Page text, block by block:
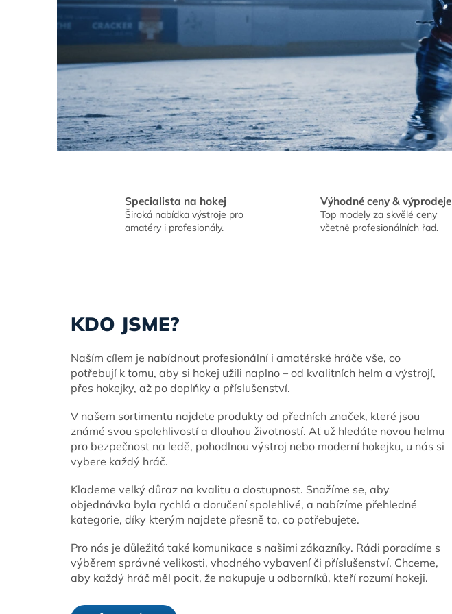
Specialista na hokej
Široká nabídka výstroje pro
amatéry i profesionály.
Výhodné ceny & výprodeje
Top modely za skvělé ceny
včetně profesionálních řad.
KDO JSME?
Naším cílem je nabídnout profesionální i amatérské hráče vše, co
potřebují k tomu, aby si hokej užili naplno – od kvalitních helm a výstrojí,
přes hokejky, až po doplňky a příslušenství.
V našem sortimentu najdete produkty od předních značek, které jsou
známé svou spolehlivostí a dlouhou životností. Ať už hledáte novou helmu
pro bezpečnost na ledě, pohodlnou výstroj nebo moderní hokejku, u nás si
vybere každý hráč.
Klademe velký důraz na kvalitu a dostupnost. Snažíme se, aby
objednávka byla rychlá a doručení spolehlivé, a nabízíme přehledné
kategorie, díky kterým najdete přesně to, co potřebujete.
Pro nás je důležitá také komunikace s našimi zákazníky. Rádi poradíme s
výběrem správné velikosti, vhodného vybavení či příslušenství. Chceme,
aby každý hráč měl pocit, že nakupuje u odborníků, kteří rozumí hokeji.